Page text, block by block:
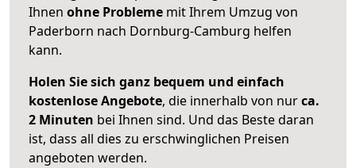
Ihnen ohne Probleme mit Ihrem Umzug von
Paderborn nach Dornburg-Camburg helfen
kann.
Holen Sie sich ganz bequem und einfach
kostenlose Angebote, die innerhalb von nurca.
2 Minuten bei Ihnen sind. Und das Beste daran
ist, dass all dies zu erschwinglichen Preisen
angeboten werden.